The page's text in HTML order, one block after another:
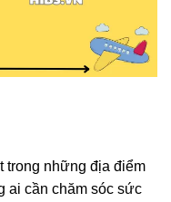
trong những địa điểm
ai cần chăm sóc sức